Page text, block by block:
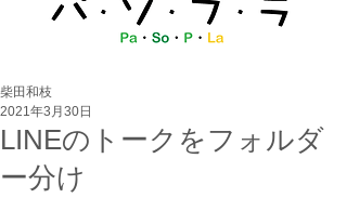
LINEのトークをフォルダ
ー分け
柴田和枝
2021年3月30日